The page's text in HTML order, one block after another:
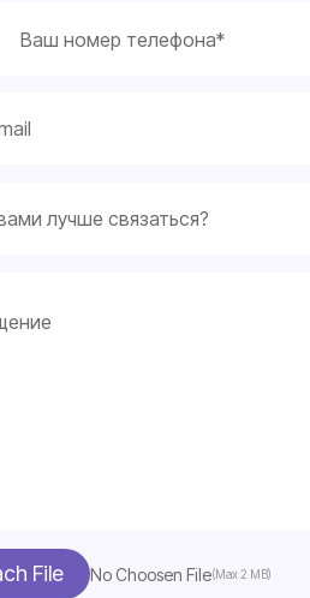
File No Choosen File(Max 2 MB)